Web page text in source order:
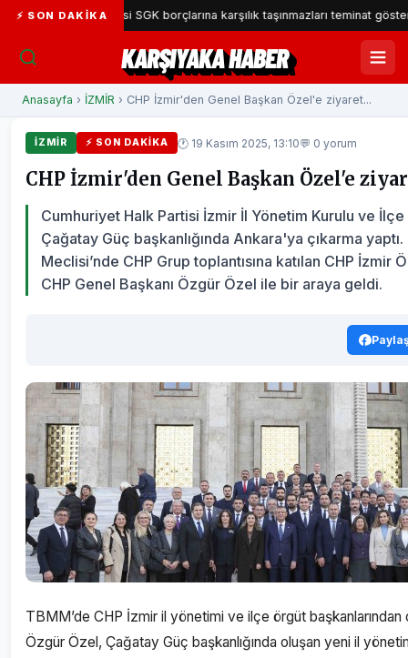
⚡ SON DAKIKA
SGK borçlarına karşılık taşınmazları teminat gösterecek
KARŞIYAKA HABER
Anasayfa › İZMİR › CHP İzmir'den Genel Başkan Özel'e ziyaret...
İZMİR ⚡ SON DAKIKA 🕐 19 Kasım 2025, 13:10💬 0 yorum
CHP İzmir'den Genel Başkan Özel'e
Cumhuriyet Halk Partisi İzmir İl Yönetim Kurulu ve İlçe
Çağatay Güç başkanlığında Ankara'ya çıkarma
Meclisi’nde CHP Grup toplantısına katılan CHP İzmir
CHP Genel Başkanı Özgür Özel ile bir araya geldi.
TBMM’de CHP İzmir il yönetimi ve ilçe örgüt
Özgür Özel, Çağatay Güç başkanlığında oluşan yeni il